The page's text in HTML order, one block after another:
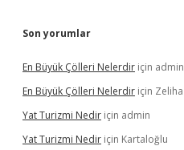
Son yorumlar
En Büyük Çölleri Nelerdir için admin
En Büyük Çölleri Nelerdir için Zeliha
Yat Turizmi Nedir için admin
Yat Turizmi Nedir için Kartaloğlu